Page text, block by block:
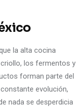
la alta cocina
los fermentos y
forman parte del
evolución,
nada se desperdicia